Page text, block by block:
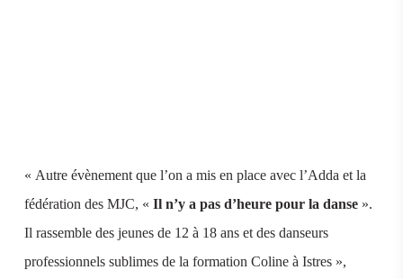
« Autre évènement que l’on a mis en place avec l’Adda et la
fédération des MJC, « Il n’y a pas d’heure pour la danse ».
Il rassemble des jeunes de 12 à 18 ans et des danseurs
professionnels sublimes de la formation Coline à Istres »,